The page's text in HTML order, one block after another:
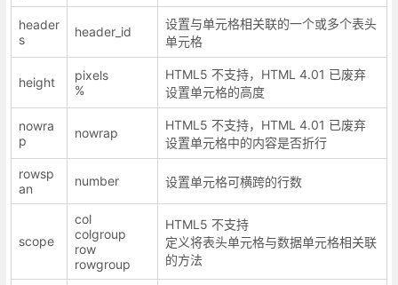
header
s
header_id
设置与单元格相关联的一个或多个表头
单元格
height
pixels
%
HTML5 不支持，HTML 4.01 已废弃
设置单元格的高度
nowra
p
nowrap
HTML5 不支持，HTML 4.01 已废弃
设置单元格中的内容是否折行
rowsp
an
number 设置单元格可横跨的行数
scope
col
colgroup
row
rowgroup
HTML5 不支持
定义将表头单元格与数据单元格相关联
的方法